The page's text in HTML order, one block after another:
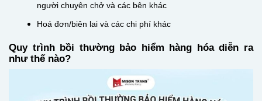
người chuyên chở và các bên khác
Hoá đơn/biên lai và các chi phí khác
Quy trình bồi thường bảo hiểm hàng hóa diễn ra
như thế nào?